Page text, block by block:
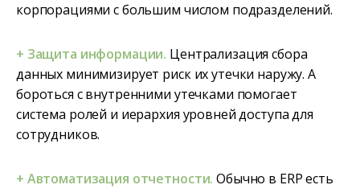
корпорациями с большим числом подразделений.
+ Защита информации. Централизация сбора
данных минимизирует риск их утечки наружу. А
бороться с внутренними утечками помогает
система ролей и иерархия уровней доступа для
сотрудников.
+ Автоматизация отчетности. Обычно в ERP есть